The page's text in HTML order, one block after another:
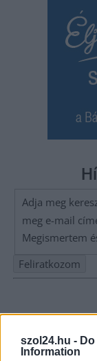
szol24.hu -
Information
Adja meg
meg e-mail
Megismertem
legfrissebb